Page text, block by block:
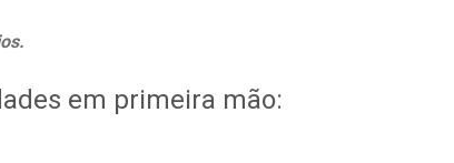
em primeira mão: